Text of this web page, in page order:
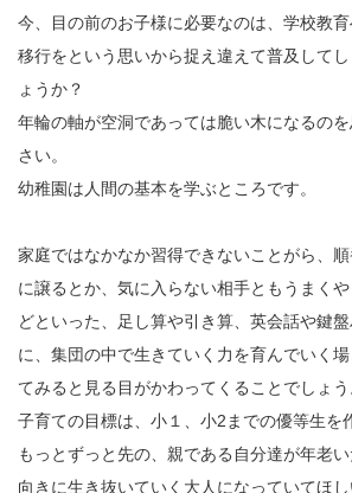
今、目の前のお子様に必要なのは、学校教
移行をという思いから捉え違えて普及して
ょうか？
年輪の軸が空洞であっては脆い木になるの
さい。
幼稚園は人間の基本を学ぶところです。
家庭ではなかなか習得できないことがら、
に譲るとか、気に入らない相手ともうまく
どといった、足し算や引き算、英会話や鍵
に、集団の中で生きていく力を育んでいく
てみると見る目がかわってくることでしょう
子育ての目標は、小１、小2までの優等生を
もっとずっと先の、親である自分達が年老
向きに生き抜いていく大人になっていてほ